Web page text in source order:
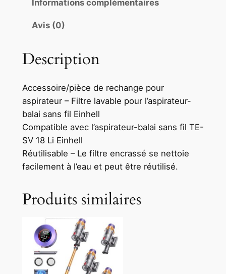
Informations complémentaires
Avis (0)
Description
Accessoire/pièce de rechange pour
aspirateur – Filtre lavable pour l’aspirateur-
balai sans fil Einhell
Compatible avec l’aspirateur-balai sans fil TE-
SV 18 Li Einhell
Réutilisable – Le filtre encrassé se nettoie
facilement à l’eau et peut être réutilisé.
Produits similaires